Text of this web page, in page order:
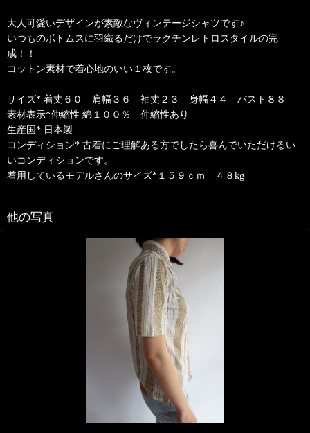
大人可愛いデザインが素敵なヴィンテージシャツです♪
いつものボトムスに羽織るだけでラクチンレトロスタイルの完
成！！
コットン素材で着心地のいい１枚です。
サイズ* 着丈６０ 肩幅３６ 袖丈２３ 身幅４４ バスト８８
素材表示*伸縮性 綿１００％ 伸縮性あり
生産国* 日本製
コンディション* 古着にご理解ある方でしたら喜んでいただけるい
いコンディションです。
着用しているモデルさんのサイズ*１５９ｃｍ ４８kg
他の写真